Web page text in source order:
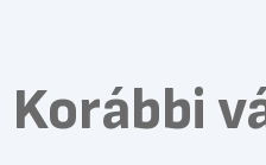
Korábbi